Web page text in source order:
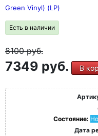
Green Vinyl) (LP)
Есть в наличии
8100руб.
7349 руб. В
Состояние:
Дата